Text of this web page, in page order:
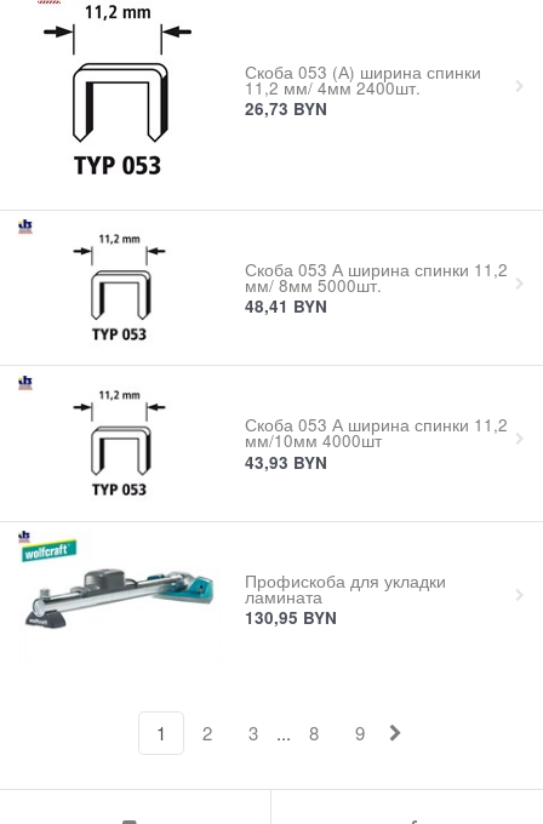
Скоба 053 (А) ширина спинки
11,2 мм/ 4мм 2400шт.
26,73 BYN
Скоба 053 А ширина спинки 11,2
мм/ 8мм 5000шт.
48,41 BYN
Скоба 053 А ширина спинки 11,2
мм/10мм 4000шт
43,93 BYN
Профискоба для укладки
ламината
130,95 BYN
1 2 3 ... 8 9